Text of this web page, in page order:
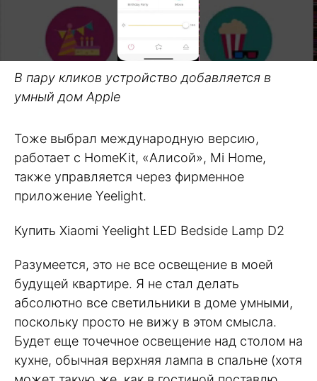
В пару кликов устройство добавляется в
умный дом Apple
Тоже выбрал международную версию,
работает с HomeKit, «Алисой», Mi Home,
также управляется через фирменное
приложение Yeelight.
Купить Xiaomi Yeelight LED Bedside Lamp D2
Разумеется, это не все освещение в моей
будущей квартире. Я не стал делать
абсолютно все светильники в доме умными,
поскольку просто не вижу в этом смысла.
Будет еще точечное освещение над столом на
кухне, обычная верхняя лампа в спальне (хотя